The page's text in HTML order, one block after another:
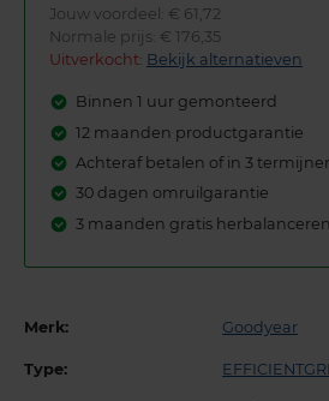
Jouw voordeel: € 61,72
Normale prijs: € 176,35
Uitverkocht: Bekijk alternatieven
Binnen 1 uur gemonteerd
12 maanden productgarantie
Achteraf betalen of in 3
30 dagen omruilgarantie
3 maanden gratis herbalanceren
Merk: Goodyear
Type: